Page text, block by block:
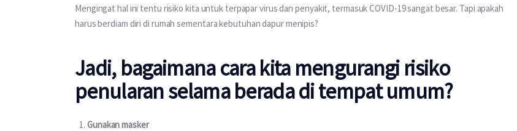
Mengingat hal ini tentu risiko kita untuk terpapar virus dan penyakit, termasuk COVID-19 sangat besar. Tapi apakah
harus berdiam diri di rumah sementara kebutuhan dapur menipis?
Jadi, bagaimana cara kita mengurangi risiko
penularan selama berada di tempat umum?
Gunakan masker